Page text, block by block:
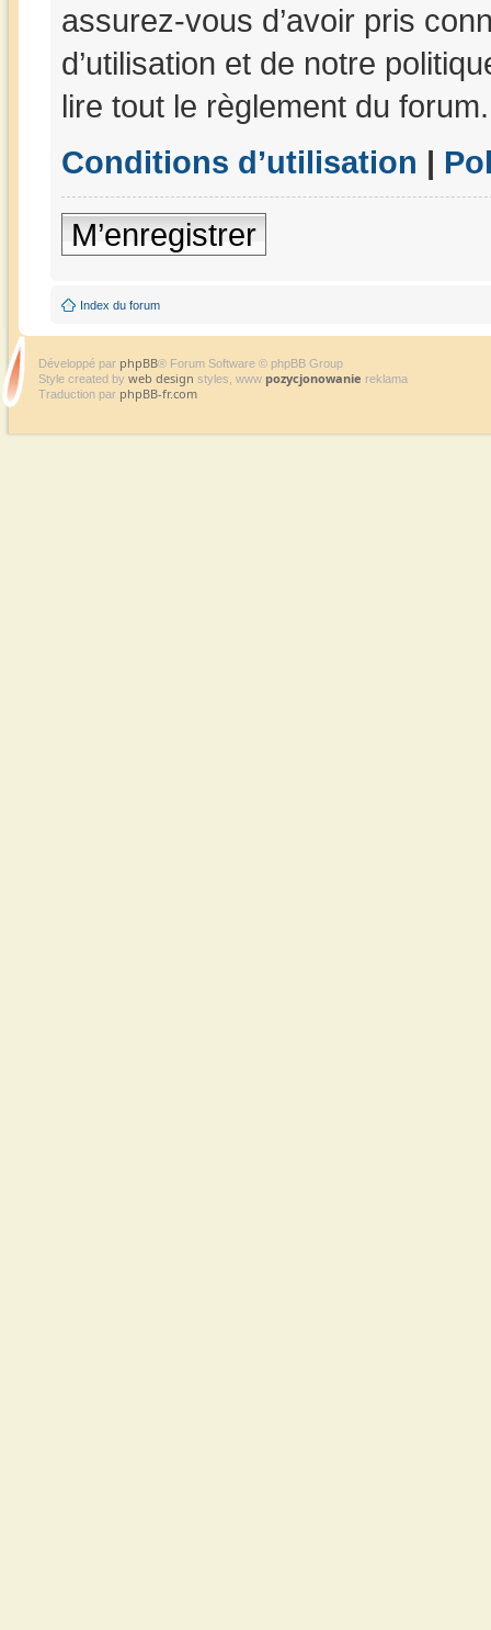
assurez-vous d’avoir pris
d’utilisation et de notre
lire tout le règlement du forum.
Conditions d’utilisation |
M’enregistrer
Index du forum
Développé par phpBB® Forum Software © phpBB Group
Style created by web design styles, www pozycjonowanie reklama
Traduction par phpBB-fr.com